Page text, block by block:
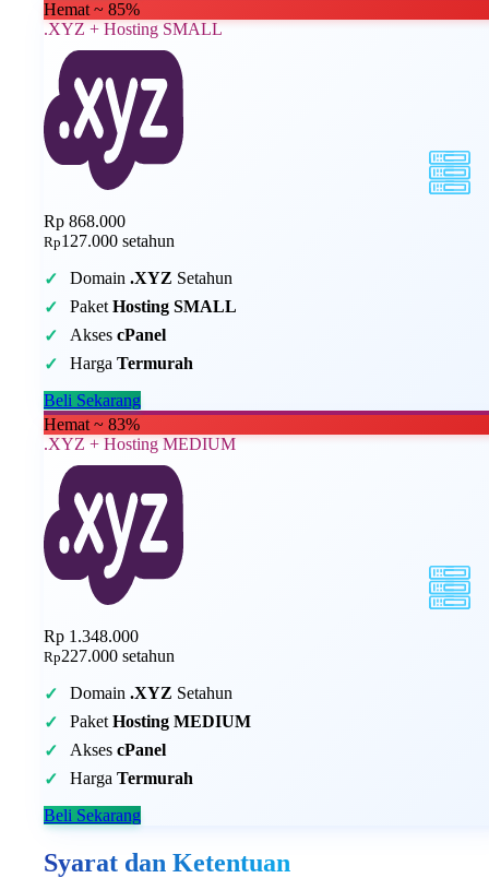
Hemat ~ 85%
.XYZ + Hosting SMALL
Rp 868.000
Rp127.000 setahun
Domain .XYZ Setahun
Paket Hosting SMALL
Akses cPanel
Harga Termurah
Beli Sekarang
Hemat ~ 83%
.XYZ + Hosting MEDIUM
Rp 1.348.000
Rp227.000 setahun
Domain .XYZ Setahun
Paket Hosting MEDIUM
Akses cPanel
Harga Termurah
Beli Sekarang
Syarat dan Ketentuan